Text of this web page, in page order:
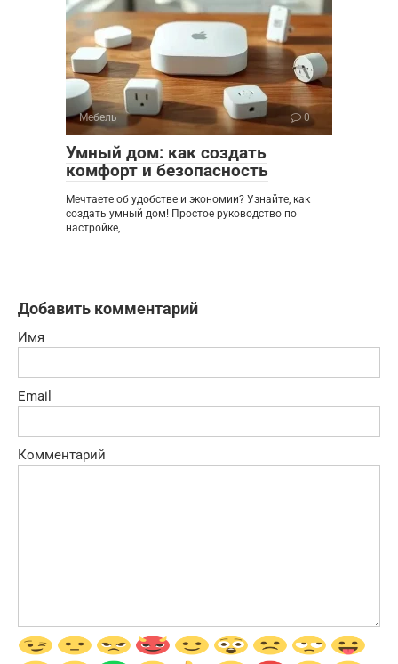
Мебель 0
Умный дом: как создать
комфорт и безопасность
Мечтаете об удобстве и экономии? Узнайте, как
создать умный дом! Простое руководство по
настройке,
Добавить комментарий
Имя
Email
Комментарий